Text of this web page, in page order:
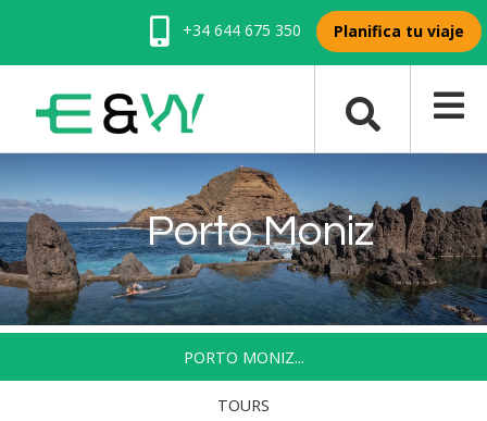
+34 644 675 350 Planifica tu viaje
Porto Moniz
PORTO MONIZ...
TOURS